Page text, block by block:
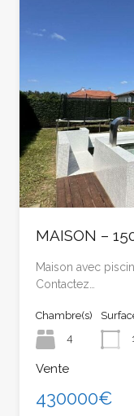
MAISON –
Maison avec
Contactez…
Chambre(s)
4
Vente
430000€